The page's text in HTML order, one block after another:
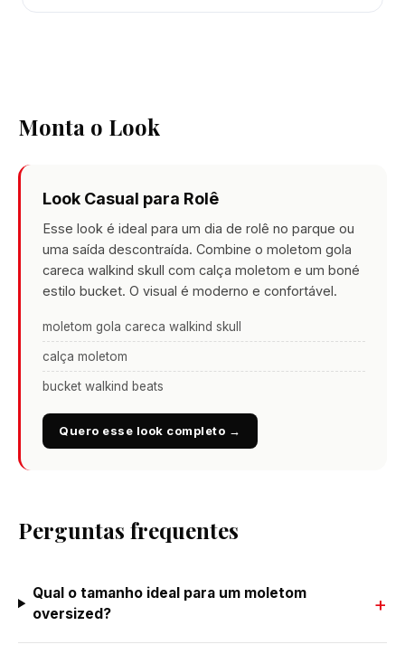
Monta o Look
Look Casual para Rolê
Esse look é ideal para um dia de rolê no parque ou
uma saída descontraída. Combine o moletom gola
careca walkind skull com calça moletom e um boné
estilo bucket. O visual é moderno e confortável.
moletom gola careca walkind skull
calça moletom
bucket walkind beats
Quero esse look completo →
Perguntas frequentes
Qual o tamanho ideal para um moletom
oversized?